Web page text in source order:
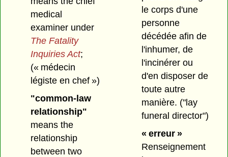
medical
examiner under
The Fatality
Inquiries Act;
(« médecin
légiste en chef »)
"common-law
relationship"
means the
relationship
between two
le corps d'une
personne
décédée afin de
l'inhumer, de
l'incinérer ou
d'en disposer de
toute autre
manière. ("lay
funeral director")
« erreur »
Renseignement